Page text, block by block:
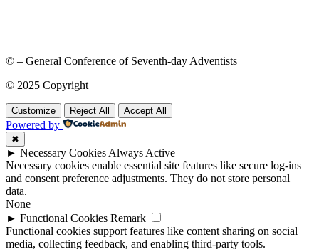
© – General Conference of Seventh-day Adventists
© 2025 Copyright
Customize Reject All Accept All
Powered by
✖
► Necessary Cookies Always Active
Necessary cookies enable essential site features like secure log-ins
and consent preference adjustments. They do not store personal
data.
None
► Functional Cookies Remark
Functional cookies support features like content sharing on social
media, collecting feedback, and enabling third-party tools.